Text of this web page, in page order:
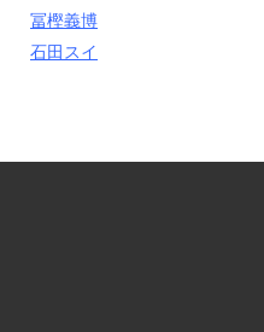
冨樫義博
石田スイ